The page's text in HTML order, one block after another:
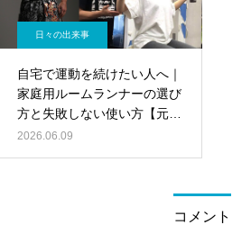
日々の出来事
自宅で運動を続けたい人へ｜
家庭用ルームランナーの選び
方と失敗しない使い方【元日
本王者トレーナーが解説】
2026.06.09
コメント